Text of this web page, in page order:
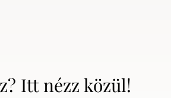
Itt nézz közül!